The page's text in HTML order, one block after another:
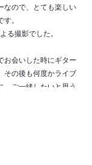
なので、とても楽しい
。
る撮影でした。
お会いした時にギター
その後も何度かライブ
、ご一緒したいと思う